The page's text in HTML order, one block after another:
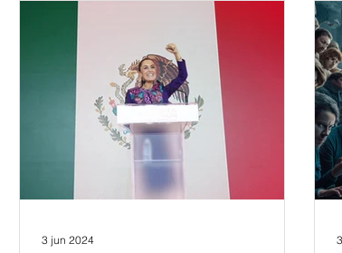
Justicia Política Nacional
Reporte Urbano Así
Segob Sedeco Turismo
Scop
3 jun 2024